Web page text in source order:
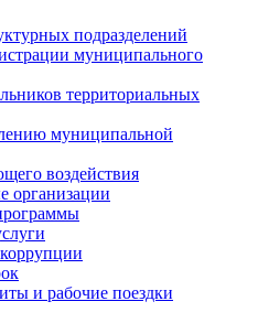
подразделений
муниципального
территориальных
муниципальной
воздействия
организации
и рабочие поездки